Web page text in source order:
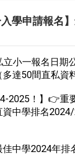
入學申請報名
立小一報名日期
達50間直私資
2025！】👉重
中學排名
佳中學2024年排